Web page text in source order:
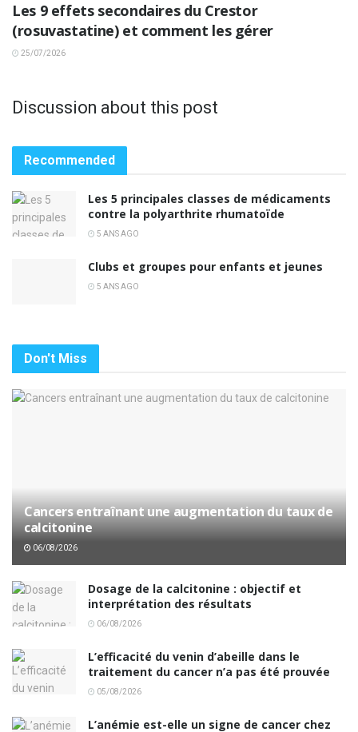
Les 9 effets secondaires du Crestor
(rosuvastatine) et comment les gérer
25/07/2026
Discussion about this post
Recommended
Les 5 principales classes de médicaments
contre la polyarthrite rhumatoïde
5 ANS AGO
Clubs et groupes pour enfants et jeunes
5 ANS AGO
Don't Miss
Cancers entraînant une augmentation du taux de
calcitonine
06/08/2026
Dosage de la calcitonine : objectif et
interprétation des résultats
06/08/2026
L’efficacité du venin d’abeille dans le
traitement du cancer n’a pas été prouvée
05/08/2026
L’anémie est-elle un signe de cancer chez